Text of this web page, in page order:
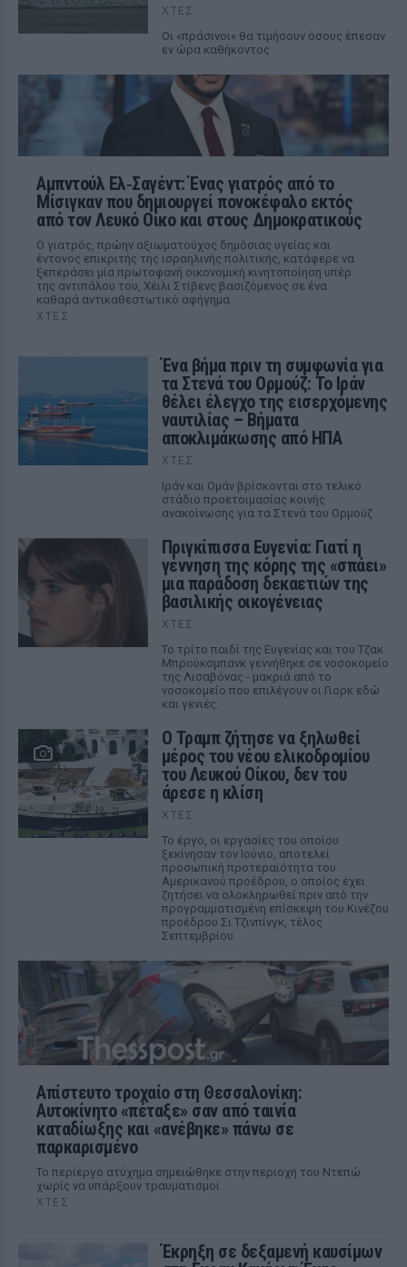
ΧΤΕΣ
Οι «πράσινοι« θα τιμήσουν όσους έπεσαν
εν ώρα καθήκοντος
Αμπντούλ Ελ‑Σαγέντ: Ένας γιατρός από το
Μίσιγκαν που δημιουργεί πονοκέφαλο εκτός
από τον Λευκό Οίκο και στους Δημοκρατικούς
Ο γιατρός, πρώην αξιωματούχος δημόσιας υγείας και
έντονος επικριτής της ισραηλινής πολιτικής, κατάφερε να
ξεπεράσει μία πρωτοφανή οικονομική κινητοποίηση υπέρ
της αντιπάλου του, Χέιλι Στίβενς βασιζόμενος σε ένα
καθαρά αντικαθεστωτικό αφήγημα
ΧΤΕΣ
Ένα βήμα πριν τη συμφωνία για
τα Στενά του Ορμούζ: Το Ιράν
θέλει έλεγχο της εισερχόμενης
ναυτιλίας – Βήματα
αποκλιμάκωσης από ΗΠΑ
ΧΤΕΣ
Ιράν και Ομάν βρίσκονται στο τελικό
στάδιο προετοιμασίας κοινής
ανακοίνωσης για τα Στενά του Ορμούζ
Πριγκίπισσα Ευγενία: Γιατί η
γέννηση της κόρης της «σπάει»
μια παράδοση δεκαετιών της
βασιλικής οικογένειας
ΧΤΕΣ
Το τρίτο παιδί της Ευγενίας και του Τζακ
Μπρούκσμπανκ γεννήθηκε σε νοσοκομείο
της Λισαβόνας - μακριά από το
νοσοκομείο που επιλέγουν οι Γιορκ εδώ
και γενιές.
Ο Τραμπ ζήτησε να ξηλωθεί
μέρος του νέου ελικοδρομίου
του Λευκού Οίκου, δεν του
άρεσε η κλίση
ΧΤΕΣ
Το έργο, οι εργασίες του οποίου
ξεκίνησαν τον Ιούνιο, αποτελεί
προσωπική προτεραιότητα του
Αμερικανού προέδρου, ο οποίος έχει
ζητήσει να ολοκληρωθεί πριν από την
προγραμματισμένη επίσκεψη του Κινέζου
προέδρου Σι Τζινπίνγκ, τέλος
Σεπτεμβρίου
Απίστευτο τροχαίο στη Θεσσαλονίκη:
Αυτοκίνητο «πέταξε» σαν από ταινία
καταδίωξης και «ανέβηκε» πάνω σε
παρκαρισμένο
Το περίεργο ατύχημα σημειώθηκε στην περιοχή του Ντεπώ
χωρίς να υπάρξουν τραυματισμοί
ΧΤΕΣ
Έκρηξη σε δεξαμενή καυσίμων